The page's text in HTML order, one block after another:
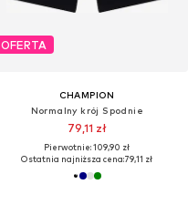
OFERTA
CHAMPION
Normalny krój Spodnie
79,11 zł
Pierwotnie: 109,90 zł
Ostatnia najniższa cena:79,11 zł